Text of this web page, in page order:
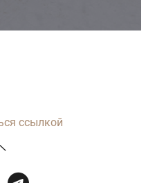
ссылкой